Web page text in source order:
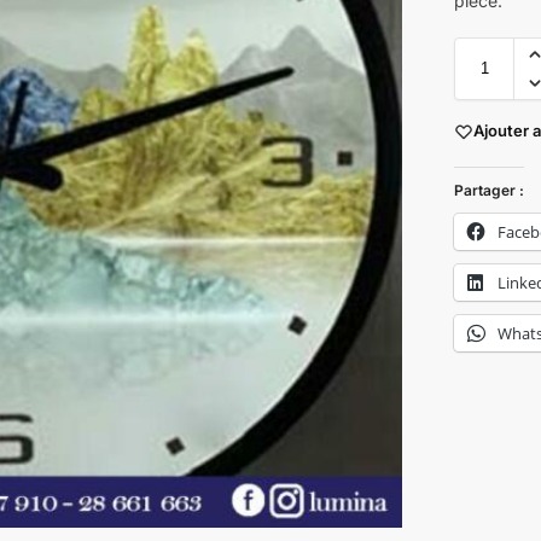
Ajouter
Partager :